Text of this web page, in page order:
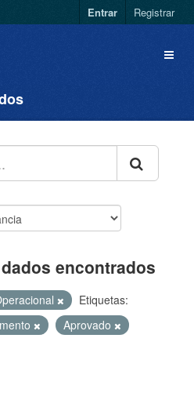
Entrar Registrar
encontrados
Etiquetas:
Aprovado